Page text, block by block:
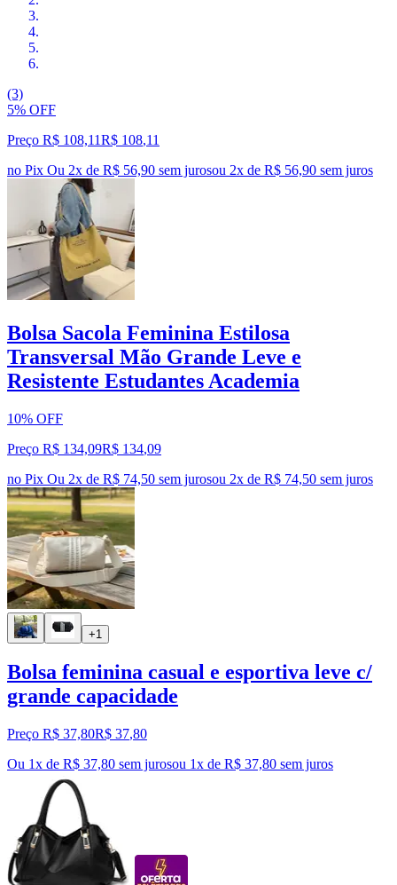
(3)
5% OFF
Preço R$ 108,11R$ 108,11
no Pix Ou 2x de R$ 56,90 sem jurosou 2x de R$ 56,90 sem juros
Bolsa Sacola Feminina Estilosa
Transversal Mão Grande Leve e
Resistente Estudantes Academia
10% OFF
Preço R$ 134,09R$ 134,09
no Pix Ou 2x de R$ 74,50 sem jurosou 2x de R$ 74,50 sem juros
+1
Bolsa feminina casual e esportiva leve c/
grande capacidade
Preço R$ 37,80R$ 37,80
Ou 1x de R$ 37,80 sem jurosou 1x de R$ 37,80 sem juros